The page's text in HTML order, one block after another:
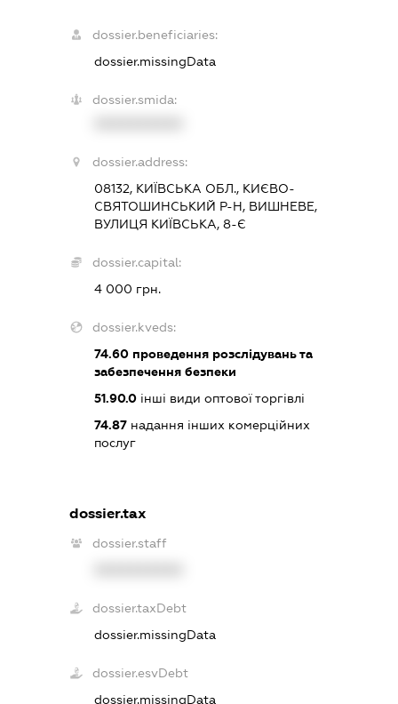
dossier.beneficiaries:
dossier.missingData
dossier.smida:
dossier.address:
08132, КИЇВСЬКА ОБЛ., КИЄВО-
СВЯТОШИНСЬКИЙ Р-Н, ВИШНЕВЕ,
ВУЛИЦЯ КИЇВСЬКА, 8-Є
dossier.capital:
4 000 грн.
dossier.kveds:
74.60 проведення розслідувань та
забезпечення безпеки
51.90.0 інші види оптової торгівлі
74.87 надання інших комерційних
послуг
dossier.tax
dossier.staff
dossier.taxDebt
dossier.missingData
dossier.esvDebt
dossier.missingData